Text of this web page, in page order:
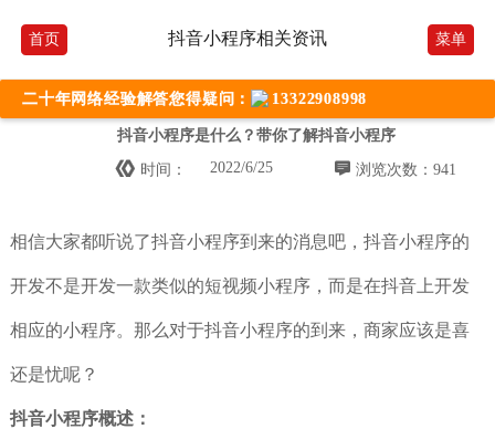
首页 抖音小程序相关资讯 菜单
二十年网络经验解答您得疑问： 13322908998
抖音小程序是什么？带你了解抖音小程序
 浏览次数：941
 时间： 2022/6/25
相信大家都听说了抖音小程序到来的消息吧，抖音小程序的
开发不是开发一款类似的短视频小程序，而是在抖音上开发
相应的小程序。那么对于抖音小程序的到来，商家应该是喜
还是忧呢？
抖音小程序概述：